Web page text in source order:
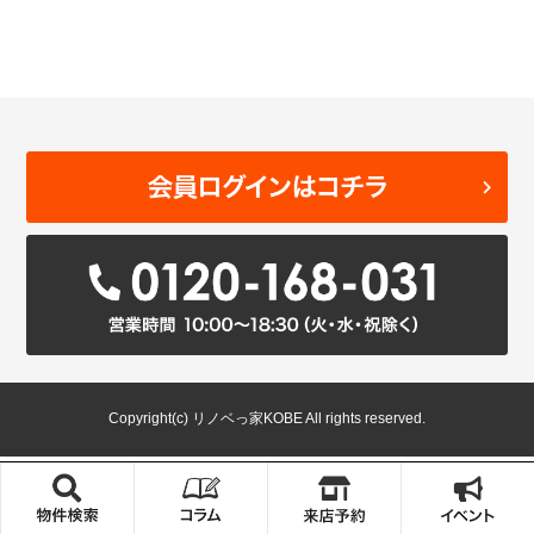
Copyright(c) リノベっ家KOBE All rights reserved.